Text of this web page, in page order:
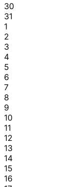
30
31
1
2
3
4
5
6
7
8
9
10
11
12
13
14
15
16